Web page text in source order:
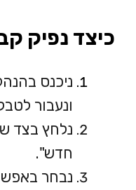
כיצד נפיק
ניכנס
ונעבור
נלחץ בצד
חדש".
נבחר